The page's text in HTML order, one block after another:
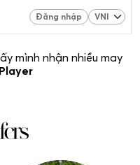
Đăng nhập
mình nhận nhiều may